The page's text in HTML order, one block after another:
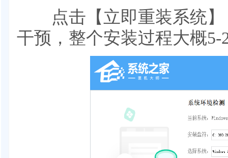
点击【立即重装系统】
干预，整个安装过程大概5-